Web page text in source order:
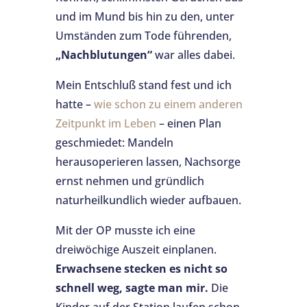
und im Mund bis hin zu den, unter
Umständen zum Tode führenden,
„Nachblutungen“war alles dabei.
Mein Entschluß stand fest und ich
hatte –wie schon zu einem anderen
Zeitpunkt im Leben – einen Plan
geschmiedet: Mandeln
herausoperieren lassen, Nachsorge
ernst nehmen und gründlich
naturheilkundlich wieder aufbauen.
Mit der OP musste ich eine
dreiwöchige Auszeit einplanen.
Erwachsene stecken es nicht so
schnell weg, sagte man mir. Die